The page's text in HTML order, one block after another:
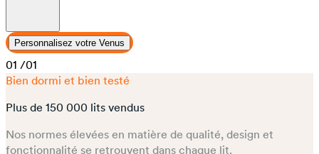
Personnalisez votre Venus
01 /01
Bien dormi et bien testé
Plus de 150 000 lits vendus
Nos normes élevées en matière de qualité, design et
fonctionnalité se retrouvent dans chaque lit.